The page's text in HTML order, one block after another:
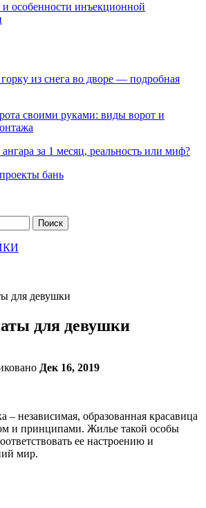
особенности инъекционной
из снега во дворе — подробная
своими руками: виды ворот и
за 1 месяц, реальность или миф?
бань
для девушки
для девушки
Дек 16, 2019
– независимая, образованная красавица
и принципами. Жилье такой особы
ее настроению и
мир.